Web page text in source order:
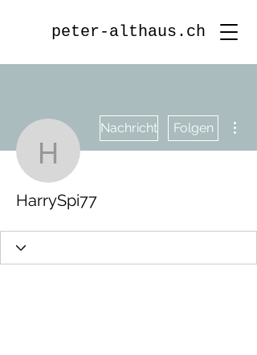
peter-althaus.ch
HarrySpi77
Nachricht Folgen
HarrySpi77